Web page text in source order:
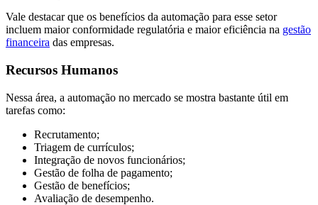
Vale destacar que os benefícios da automação para esse setor
incluem maior conformidade regulatória e maior eficiência na gestão
financeira das empresas.
Recursos Humanos
Nessa área, a automação no mercado se mostra bastante útil em
tarefas como:
Recrutamento;
Triagem de currículos;
Integração de novos funcionários;
Gestão de folha de pagamento;
Gestão de benefícios;
Avaliação de desempenho.